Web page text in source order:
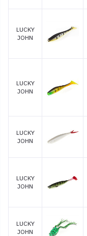
LUCKY
JOHN
LUCKY
JOHN
LUCKY
JOHN
LUCKY
JOHN
LUCKY
JOHN